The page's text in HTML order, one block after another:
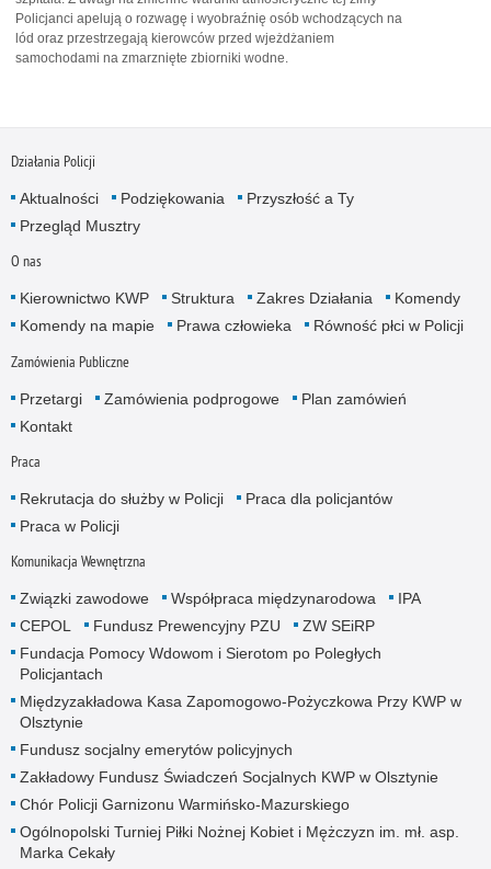
Policjanci apelują o rozwagę i wyobraźnię osób wchodzących na
lód oraz przestrzegają kierowców przed wjeżdżaniem
samochodami na zmarznięte zbiorniki wodne.
Działania Policji
Aktualności Podziękowania
Przyszłość a Ty
Przegląd Musztry
O nas
Kierownictwo KWP Struktura Zakres Działania
Komendy
Komendy na mapie
Prawa człowieka Równość płci w Policji
Zamówienia Publiczne
Przetargi Zamówienia podprogowe
Plan zamówień
Kontakt
Praca
Rekrutacja do służby w Policji
Praca dla policjantów
Praca w Policji
Komunikacja Wewnętrzna
Związki zawodowe Współpraca międzynarodowa
IPA
CEPOL
Fundusz Prewencyjny PZU
ZW SEiRP
Fundacja Pomocy Wdowom i Sierotom po Poległych
Policjantach
Międzyzakładowa Kasa Zapomogowo-Pożyczkowa Przy KWP w
Olsztynie
Fundusz socjalny emerytów policyjnych
Zakładowy Fundusz Świadczeń Socjalnych KWP w Olsztynie
Chór Policji Garnizonu Warmińsko-Mazurskiego
Ogólnopolski Turniej Piłki Nożnej Kobiet i Mężczyzn im. mł. asp.
Marka Cekały